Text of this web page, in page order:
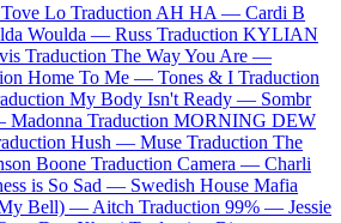
Tove Lo Traduction AH HA — Cardi B
Woulda — Russ Traduction KYLIAN
Traduction The Way You Are —
Home To Me — Tones & I Traduction
My Body Isn't Ready — Sombr
Madonna Traduction MORNING DEW
Hush — Muse Traduction The
Boone Traduction Camera — Charli
is So Sad — Swedish House Mafia
My Bell) — Aitch Traduction 99% — Jessie